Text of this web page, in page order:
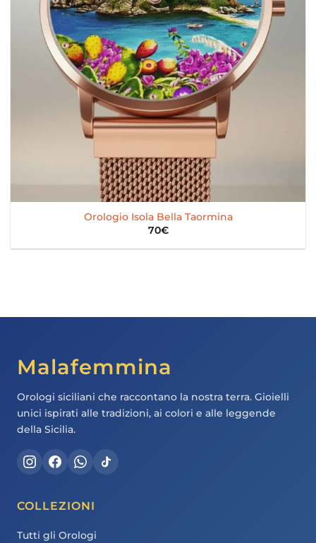
Orologio Isola Bella Taormina
70€
Malafemmina
Orologi siciliani che raccontano la nostra terra. Gioielli
unici ispirati alle tradizioni, ai colori e alle leggende
della Sicilia.
COLLEZIONI
Tutti gli Orologi